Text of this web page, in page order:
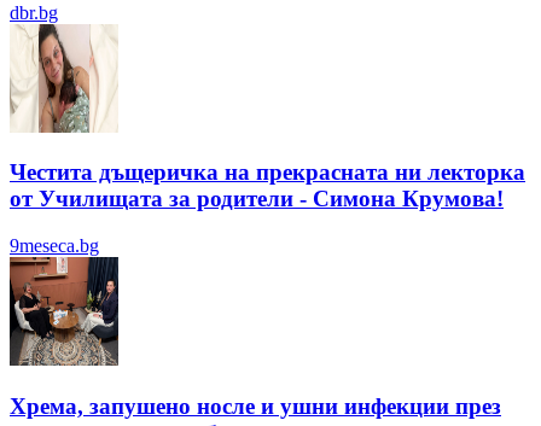
dbr.bg
Честита дъщеричка на прекрасната ни лекторка
от Училищата за родители - Симона Крумова!
9meseca.bg
Хрема, запушено носле и ушни инфекции през